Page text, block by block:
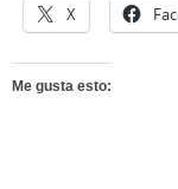
X
Me gusta esto: